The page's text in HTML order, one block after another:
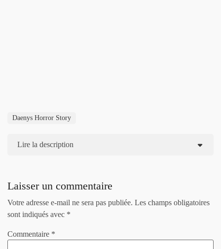
Daenys Horror Story
Lire la description
Laisser un commentaire
Votre adresse e-mail ne sera pas publiée. Les champs obligatoires
sont indiqués avec *
Commentaire *